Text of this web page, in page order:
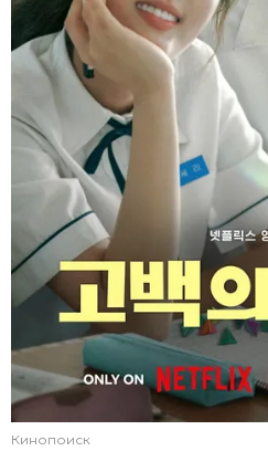
Кинопоиск